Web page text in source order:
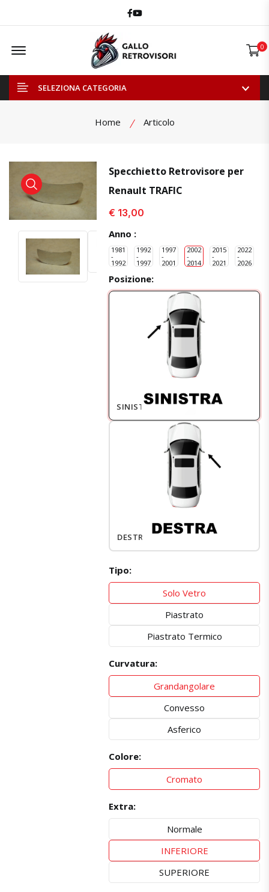
Facebook
Youtube
Offcanvas Menu Open 0
SELEZIONA CATEGORIA
Home Articolo
visualizza prodotto visualizza prodotto
Specchietto Retrovisore per
Renault TRAFIC
€ 13,00
Anno :
1981
-
1992
1992
-
1997
1997
-
2001
2002
-
2014
2015
-
2021
2022
-
2026
Posizione:
SINISTRO
DESTRO
Tipo:
Solo Vetro
Piastrato
Piastrato Termico
Curvatura:
Grandangolare
Convesso
Asferico
Colore:
Cromato
Extra:
Normale
INFERIORE
SUPERIORE